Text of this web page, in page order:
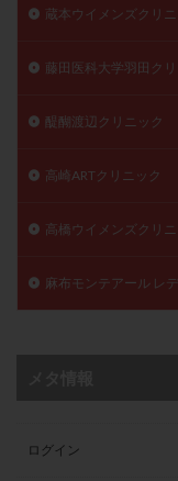
蔵本ウイメンズクリ
藤田医科大学羽田ク
醍醐渡辺クリニック
高崎ARTクリニック
高橋ウイメンズクリ
麻布モンテアール レ
ログイン